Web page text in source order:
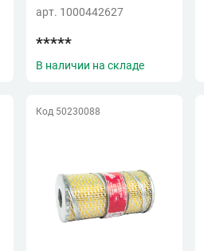
(1002018137/1000442627)
арт. 1000442627
*****
В наличии на складе
Код 50230088